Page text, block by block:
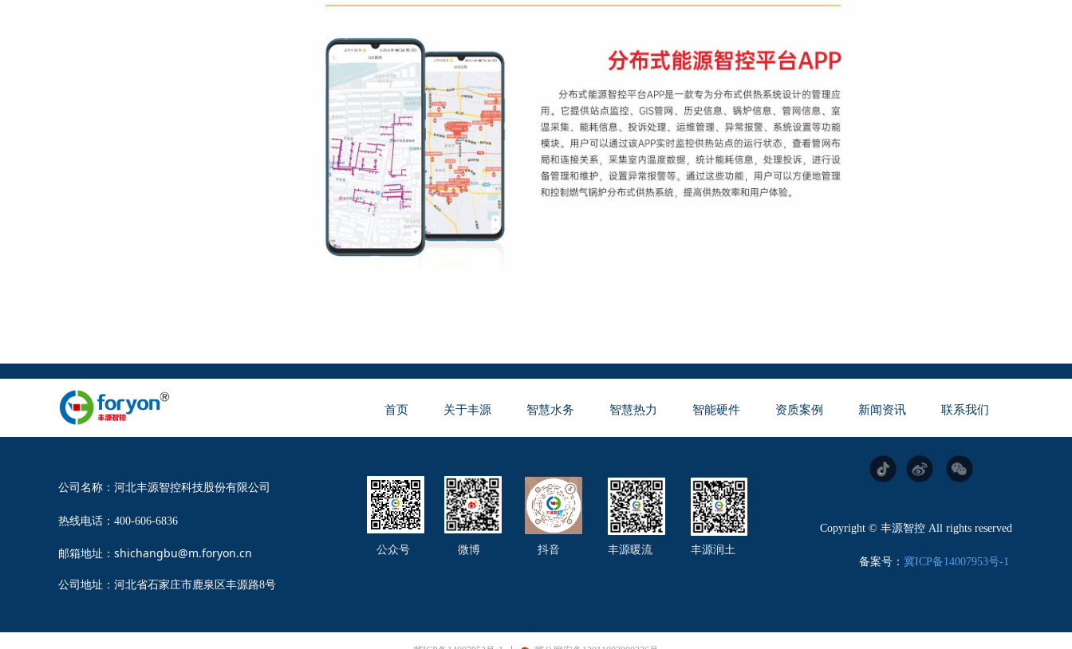
公司名称：河北丰源智控科技股份有限公司
热线电话：400-606-6836
邮箱地址：shichangbu@m.foryon.cn
公司地址：河北省石家庄市鹿泉区丰源路8号
Copyright © 丰源智控 All rights reserved
备案号： 冀ICP备14007953号-1
公众号 微博 抖音 丰源暖流 丰源润土
首页 关于丰源 智慧水务 智慧热力 智能硬件 资质案例 新闻资讯 联系我们